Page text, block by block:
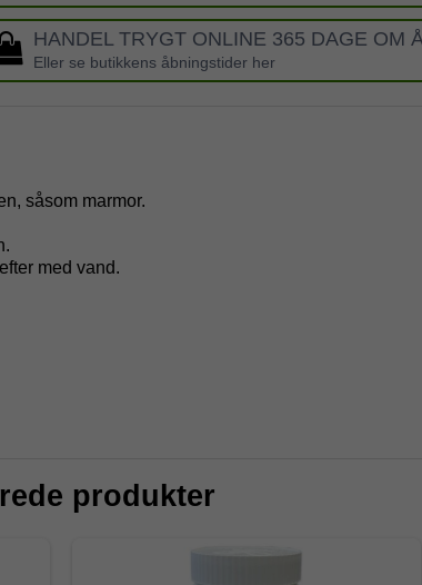
HANDEL TRYGT ONLINE 365 DAGE OM
Eller se butikkens åbningstider her
såsom marmor.
med vand.
produkter